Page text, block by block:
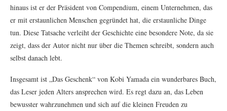
hinaus ist er der Präsident von Compendium, einem Unternehmen, das
er mit erstaunlichen Menschen gegründet hat, die erstaunliche Dinge
tun. Diese Tatsache verleiht der Geschichte eine besondere Note, da sie
zeigt, dass der Autor nicht nur über die Themen schreibt, sondern auch
selbst danach lebt.
Insgesamt ist „Das Geschenk“ von Kobi Yamada ein wunderbares Buch,
das Leser jeden Alters ansprechen wird. Es regt dazu an, das Leben
bewusster wahrzunehmen und sich auf die kleinen Freuden zu